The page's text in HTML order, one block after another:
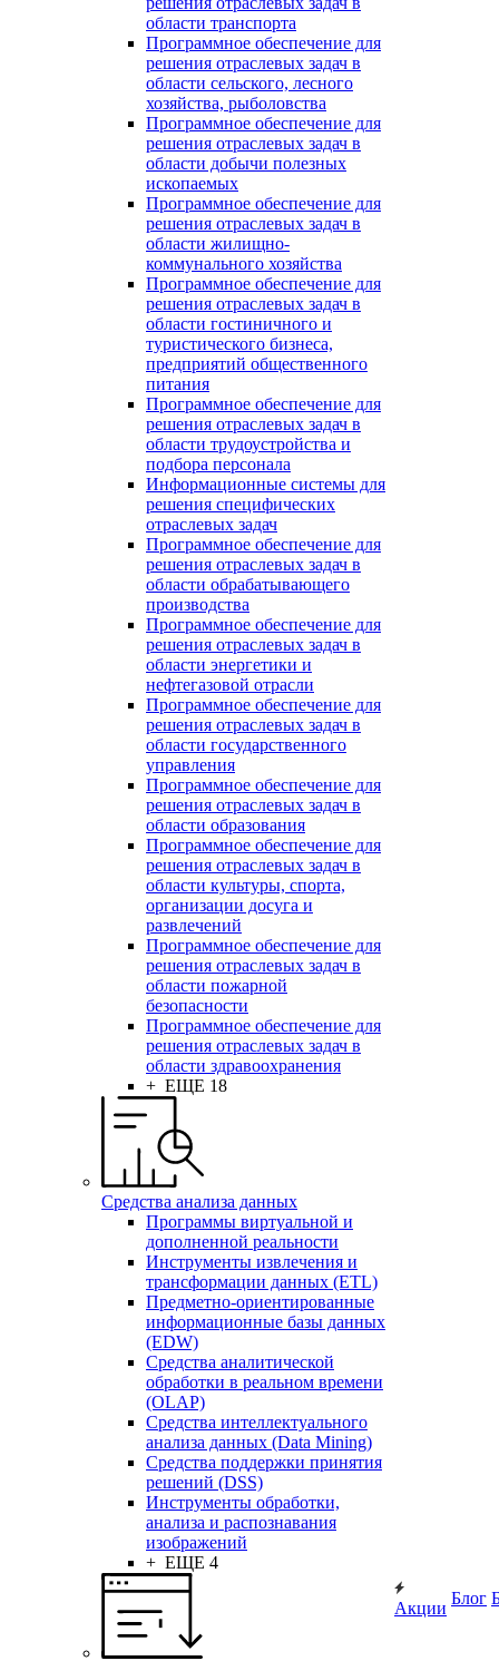
области транспорта
Программное обеспечение для
решения отраслевых задач в
области сельского, лесного
хозяйства, рыболовства
Программное обеспечение для
решения отраслевых задач в
области добычи полезных
ископаемых
Программное обеспечение для
решения отраслевых задач в
области жилищно-
коммунального хозяйства
Программное обеспечение для
решения отраслевых задач в
области гостиничного и
туристического бизнеса,
предприятий общественного
питания
Программное обеспечение для
решения отраслевых задач в
области трудоустройства и
подбора персонала
Информационные системы для
решения специфических
отраслевых задач
Программное обеспечение для
решения отраслевых задач в
области обрабатывающего
производства
Программное обеспечение для
решения отраслевых задач в
области энергетики и
нефтегазовой отрасли
Программное обеспечение для
решения отраслевых задач в
области государственного
управления
Программное обеспечение для
решения отраслевых задач в
области образования
Программное обеспечение для
решения отраслевых задач в
области культуры, спорта,
организации досуга и
развлечений
Программное обеспечение для
решения отраслевых задач в
области пожарной
безопасности
Программное обеспечение для
решения отраслевых задач в
области здравоохранения
+ ЕЩЕ 18
Средства анализа данных
Программы виртуальной и
дополненной реальности
Инструменты извлечения и
трансформации данных (ETL)
Предметно-ориентированные
информационные базы данных
(EDW)
Средства аналитической
обработки в реальном времени
(OLAP)
Средства интеллектуального
анализа данных (Data Mining)
Средства поддержки принятия
решений (DSS)
Инструменты обработки,
анализа и распознавания
изображений
+ ЕЩЕ 4
Акции
Блог